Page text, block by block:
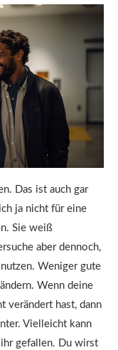
Das ist auch gar
ja nicht für eine
Sie weiß
aber dennoch,
Weniger gute
Wenn deine
verändert hast, dann
Vielleicht kann
gefallen. Du wirst